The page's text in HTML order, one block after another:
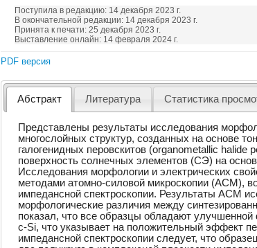
Поступила в редакцию: 14 декабря 2023 г.
В окончательной редакции: 14 декабря 2023 г.
Принята к печати: 25 декабря 2023 г.
Выставление онлайн: 14 февраля 2024 г.
PDF версия
Абстракт Литература Статистика
Представлены результаты исследования
многослойных структур, созданных на основе
галогенидных перовскитов (organometallic halide
поверхность солнечных элементов (СЭ) на
Исследования морфологии и электрических
методами атомно-силовой микроскопии (АСМ),
импедансной спектроскопии. Результаты АСМ
морфологические различия между
показал, что все образцы обладают
c-Si, что указывает на положительный эффект
импедансной спектроскопии следует, что